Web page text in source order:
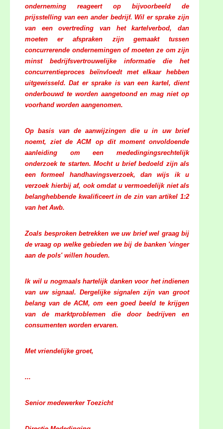
onderneming reageert op bijvoorbeeld de
prijsstelling van een ander bedrijf. Wil er sprake zijn
van een overtreding van het kartelverbod, dan
moeten er afspraken zijn gemaakt tussen
concurrerende ondernemingen of moeten ze om zijn
minst bedrijfsvertrouwelijke informatie die het
concurrentieproces beïnvloedt met elkaar hebben
uitgewisseld. Dat er sprake is van een kartel, dient
onderbouwd te worden aangetoond en mag niet op
voorhand worden aangenomen.
Op basis van de aanwijzingen die u in uw brief
noemt, ziet de ACM op dit moment onvoldoende
aanleiding om een mededingingsrechtelijk
onderzoek te starten. Mocht u brief bedoeld zijn als
een formeel handhavingsverzoek, dan wijs ik u
verzoek hierbij af, ook omdat u vermoedelijk niet als
belanghebbende kwalificeert in de zin van artikel 1:2
van het Awb.
Zoals besproken betrekken we uw brief wel graag bij
de vraag op welke gebieden we bij de banken 'vinger
aan de pols' willen houden.
Ik wil u nogmaals hartelijk danken voor het indienen
van uw signaal. Dergelijke signalen zijn van groot
belang van de ACM, om een goed beeld te krijgen
van de marktproblemen die door bedrijven en
consumenten worden ervaren.
Met vriendelijke groet,
...
Senior medewerker Toezicht